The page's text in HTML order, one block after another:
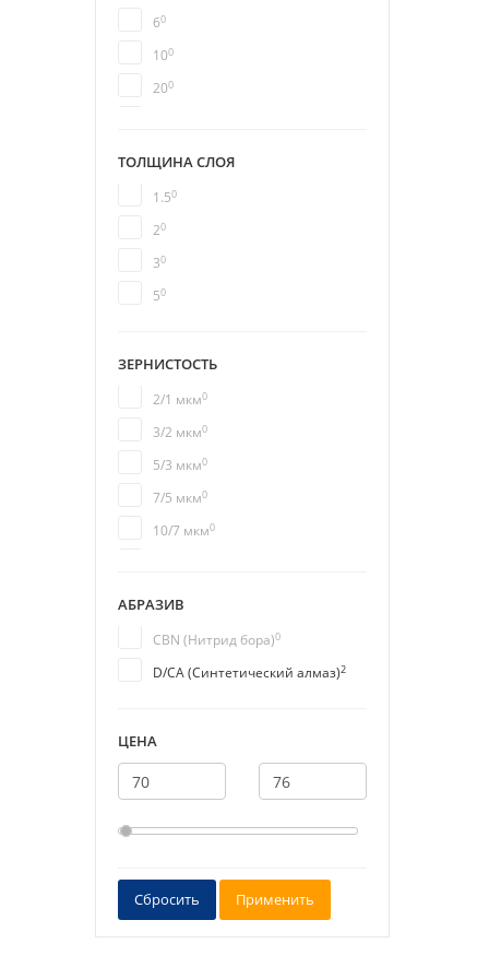
60
100
200
ТОЛЩИНА СЛОЯ
1.50
20
30
50
ЗЕРНИСТОСТЬ
2/1 мкм0
3/2 мкм0
5/3 мкм0
7/5 мкм0
10/7 мкм0
20/14 мкм
63/50
80/63 мкм
125/1000
АБРАЗИВ
CBN (Нитрид бора)0
D/СА (Синтетический алмаз)2
ЦЕНА
Сбросить Применить